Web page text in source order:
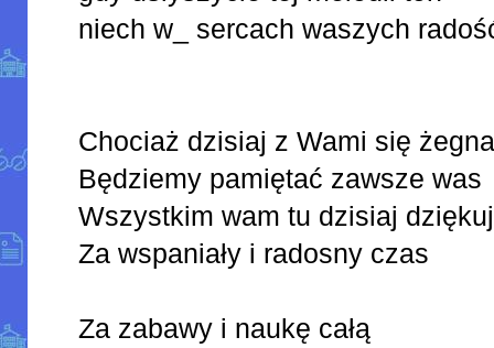
niech w_ sercach waszych
Chociaż dzisiaj z Wami się
Będziemy pamiętać zawsze was
Wszystkim wam tu dzisiaj
Za wspaniały i radosny czas
Za zabawy i naukę całą